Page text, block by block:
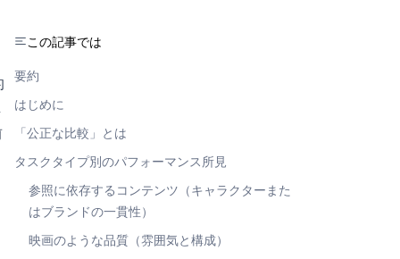
この記事では
要約
はじめに
「公正な比較」とは
タスクタイプ別のパフォーマンス所見
参照に依存するコンテンツ（キャラクターまた
はブランドの一貫性）
映画のような品質（雰囲気と構成）